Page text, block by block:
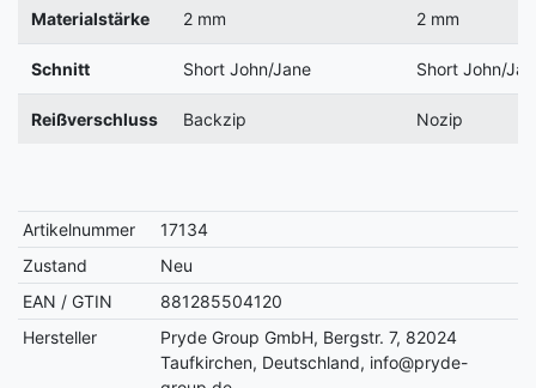
Materialstärke 2 mm 2 mm
Schnitt Short John/Jane Short John/
Reißverschluss Backzip Nozip
Artikelnummer
17134
Zustand
Neu
EAN / GTIN
881285504120
Hersteller
Pryde Group GmbH, Bergstr. 7, 82024
Taufkirchen, Deutschland, info@pryde-